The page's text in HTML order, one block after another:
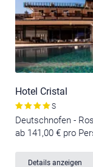
Hotel Cristal
S
Deutschnofen -
ab 141,00 € pro
Details anzeigen